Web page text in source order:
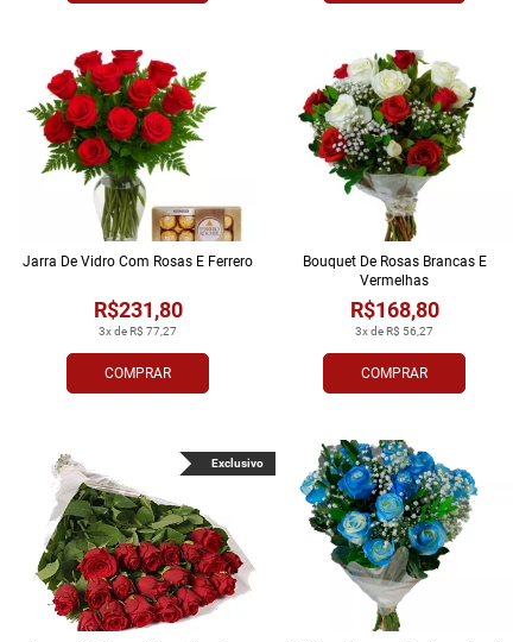
COMPRAR
3x de R$ 77,27
R$231,80
Jarra De Vidro Com Rosas E Ferrero
COMPRAR
3x de R$ 56,27
R$168,80
Bouquet De Rosas Brancas E
Vermelhas
Exclusivo